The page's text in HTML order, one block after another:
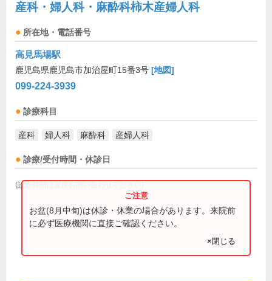
産科・婦人科・麻酔科柿木産婦人科
所在地・電話番号
高見馬場駅
鹿児島県鹿児島市加治屋町15番3号 [地図]
099-224-3939
診療科目
産科 婦人科 麻酔科 産婦人科
診療/受付時間・休診日
(診療時間は直接お問い合わせください)
お盆(8月中旬)は休診・休業の場合があります。来院前
に必ず医療機関に直接ご確認ください。
×閉じる